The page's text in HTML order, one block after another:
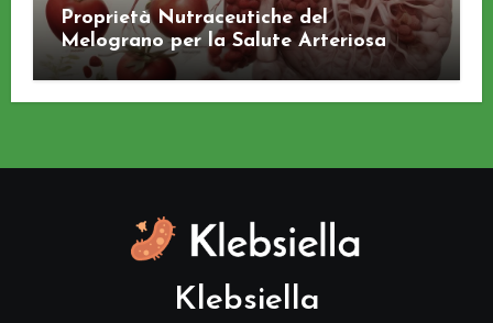
Proprietà Nutraceutiche del
Melograno per la Salute Arteriosa
Klebsiella